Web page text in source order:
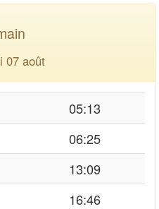
07 août
05:13
06:25
13:09
16:46